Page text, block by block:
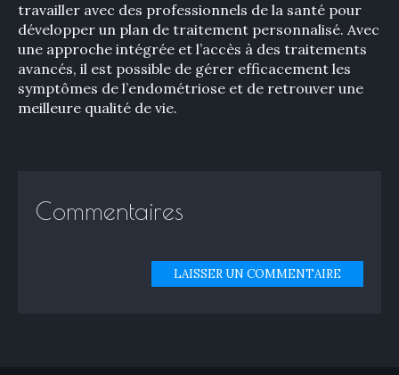
travailler avec des professionnels de la santé pour
développer un plan de traitement personnalisé. Avec
une approche intégrée et l’accès à des traitements
avancés, il est possible de gérer efficacement les
symptômes de l’endométriose et de retrouver une
meilleure qualité de vie.
Commentaires
LAISSER UN COMMENTAIRE